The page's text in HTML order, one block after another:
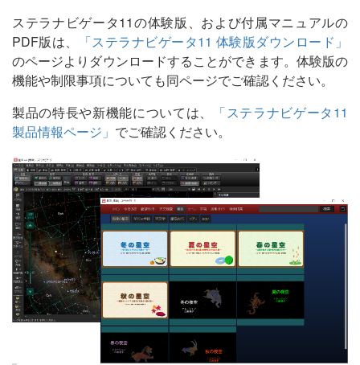
ステラナビゲータ11の体験版、および付属マニュアルの
PDF版は、
「ステラナビゲータ11 体験版ダウンロード」
のページよりダウンロードすることができます。体験版の
機能や制限事項についても同ページでご確認ください。
製品の特長や新機能については、
「ステラナビゲータ11
製品情報ページ」 でご確認ください。